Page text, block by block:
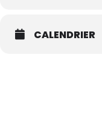
CALENDRIER